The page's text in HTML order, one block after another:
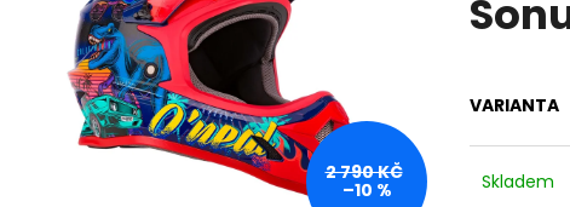
z
VARIANTA
Skladem
2 790 KČ
–10 %
Doporučujeme